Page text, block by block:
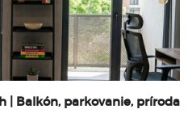
| Balkón, parkovanie, príroda